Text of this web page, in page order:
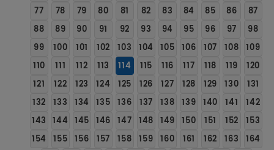
77
78 79 80 81 82 83 84 85 86
87
88
89 90 91 92 93 94 95 96 97
98
99
100 101 102 103 104 105 106 107 108 109
110
111 112 113 114 115 116 117 118 119
120
121
122 123 124 125 126 127 128 129 130
131
132
133 134 135 136 137 138 139 140 141
142
143 144 145 146 147 148 149 150 151 152
153
154
155 156 157 158 159 160 161 162 163
164